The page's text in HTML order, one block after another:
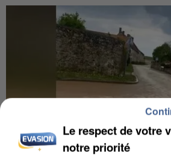
Le respect de votre
notre priorité